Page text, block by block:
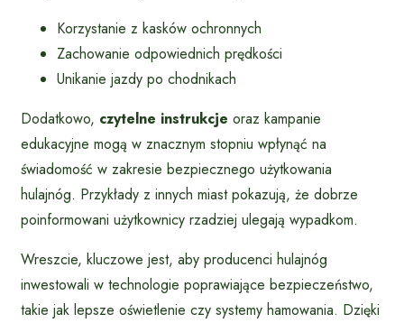
Korzystanie z kasków ochronnych
Zachowanie odpowiednich prędkości
Unikanie jazdy po chodnikach
Dodatkowo, czytelne instrukcje oraz kampanie
edukacyjne mogą w znacznym stopniu wpłynąć na
świadomość w zakresie bezpiecznego użytkowania
hulajnóg. Przykłady z innych miast pokazują, że dobrze
poinformowani użytkownicy rzadziej ulegają wypadkom.
Wreszcie, kluczowe jest, aby producenci hulajnóg
inwestowali w technologie poprawiające bezpieczeństwo,
takie jak lepsze oświetlenie czy systemy hamowania. Dzięki